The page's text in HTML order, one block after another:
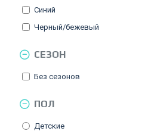
СЕЗОН
Без сезонов
ПОЛ
Детские
Синий
Черный/бежевый